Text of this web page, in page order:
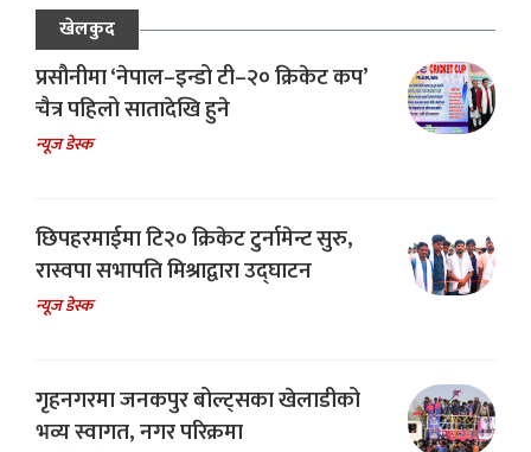
खेलकुद
प्रसौनीमा ‘नेपाल–इन्डो टी–२० क्रिकेट कप’
चैत्र पहिलो सातादेखि हुने
न्यूज डेस्क
छिपहरमाईमा टि२० क्रिकेट टुर्नामेन्ट सुरु,
रास्वपा सभापति मिश्राद्वारा उद्घाटन
न्यूज डेस्क
गृहनगरमा जनकपुर बोल्ट्सका खेलाडीको
भव्य स्वागत, नगर परिक्रमा